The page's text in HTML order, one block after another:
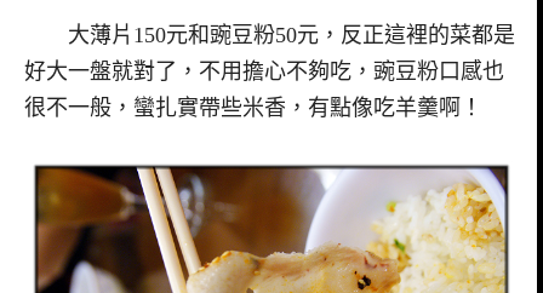
大薄片150元和豌豆粉50元，反正這裡的菜都是
好大一盤就對了，不用擔心不夠吃，豌豆粉口感也
很不一般，蠻扎實帶些米香，有點像吃羊羹啊！